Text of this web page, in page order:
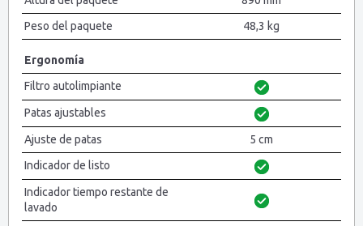
Peso del paquete
48,3 kg
Ergonomía
Filtro autolimpiante
Patas ajustables
Ajuste de patas
5 cm
Indicador de listo
Indicador tiempo restante de
lavado